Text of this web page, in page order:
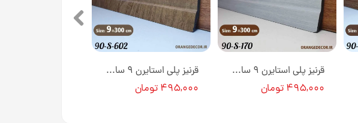
قرنیز پلی استایرن ۹ سانت مدرن رنگ نسکافه ای کد 90S602 طول ۳ متر [انبار تهران]
۴۹۵,۰۰۰ تومان
قرنیز پلی استایرن ۹ سانت مدرن کد 90S170 طول ۳ متر [انبار تهران]
۴۹۵,۰۰۰ تومان